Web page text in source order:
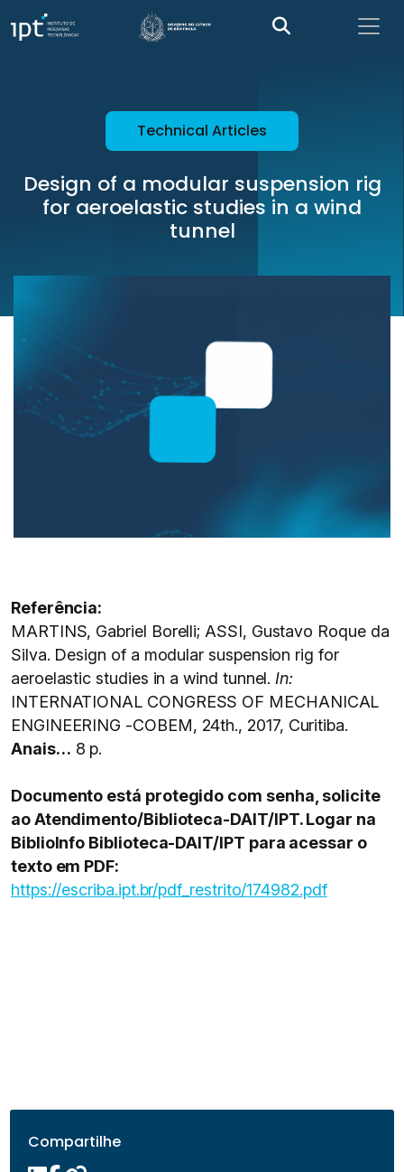
Technical Articles
Design of a modular suspension rig
for aeroelastic studies in a wind
tunnel
Referência:
MARTINS, Gabriel Borelli; ASSI, Gustavo Roque da
Silva. Design of a modular suspension rig for
aeroelastic studies in a wind tunnel. In:
INTERNATIONAL CONGRESS OF MECHANICAL
ENGINEERING -COBEM, 24th., 2017, Curitiba.
Anais… 8 p.
Documento está protegido com senha, solicite
ao Atendimento/Biblioteca-DAIT/IPT. Logar na
BiblioInfo Biblioteca-DAIT/IPT para acessar o
texto em PDF:
https://escriba.ipt.br/pdf_restrito/174982.pdf
Compartilhe